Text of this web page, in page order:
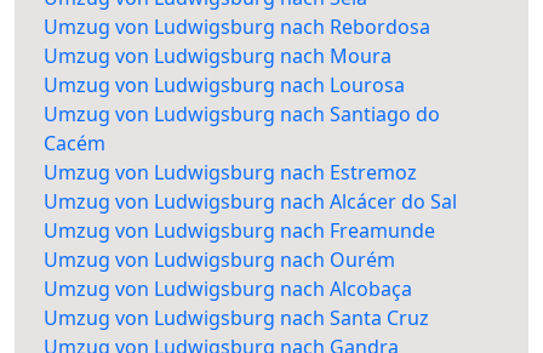
Umzug von Ludwigsburg nach Rebordosa
Umzug von Ludwigsburg nach Moura
Umzug von Ludwigsburg nach Lourosa
Umzug von Ludwigsburg nach Santiago do
Cacém
Umzug von Ludwigsburg nach Estremoz
Umzug von Ludwigsburg nach Alcácer do Sal
Umzug von Ludwigsburg nach Freamunde
Umzug von Ludwigsburg nach Ourém
Umzug von Ludwigsburg nach Alcobaça
Umzug von Ludwigsburg nach Santa Cruz
Umzug von Ludwigsburg nach Gandra